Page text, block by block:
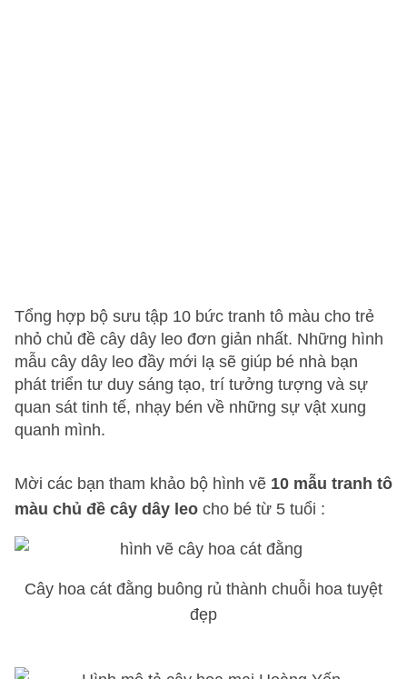
Tổng hợp bộ sưu tập 10 bức tranh tô màu cho trẻ
nhỏ chủ đề cây dây leo đơn giản nhất. Những hình
mẫu cây dây leo đầy mới lạ sẽ giúp bé nhà bạn
phát triển tư duy sáng tạo, trí tưởng tượng và sự
quan sát tinh tế, nhạy bén về những sự vật xung
quanh mình.
Mời các bạn tham khảo bộ hình vẽ 10 mẫu tranh tô
màu chủ đề cây dây leo cho bé từ 5 tuổi :
Cây hoa cát đằng buông rủ thành chuỗi hoa tuyệt
đẹp